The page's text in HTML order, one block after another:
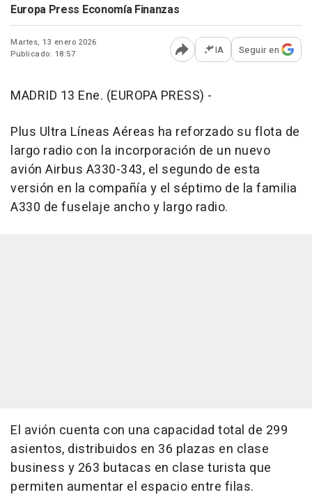
Europa Press Economía Finanzas
Martes, 13 enero 2026
Publicado: 18:57
Abrir opciones para
IA Seguir en
MADRID 13 Ene. (EUROPA PRESS) -
Plus Ultra Líneas Aéreas ha reforzado su flota de
largo radio con la incorporación de un nuevo
avión Airbus A330-343, el segundo de esta
versión en la compañía y el séptimo de la familia
A330 de fuselaje ancho y largo radio.
El avión cuenta con una capacidad total de 299
asientos, distribuidos en 36 plazas en clase
business y 263 butacas en clase turista que
permiten aumentar el espacio entre filas.